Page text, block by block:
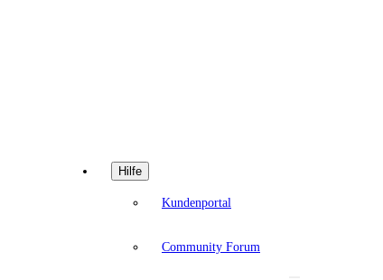
Hilfe
Kundenportal
Community Forum